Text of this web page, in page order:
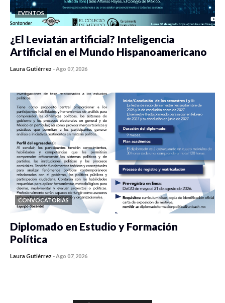
EVENTOS
¿El Leviatán artificial? Inteligencia
Artificial en el Mundo Hispanoamericano
Laura Gutiérrez - Ago 07, 2026
CONVOCATORIAS
Diplomado en Estudio y Formación
Política
Laura Gutiérrez - Ago 07, 2026